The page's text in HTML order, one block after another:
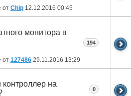
от Chip 12.12.2016 00:45
монитора в
от 127486 29.11.2016 13:29
194
контроллер на
0